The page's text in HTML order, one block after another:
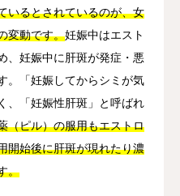
いるとされているのが、女
変動です。妊娠中はエスト
、妊娠中に肝斑が発症・悪
。「妊娠してからシミが気
、「妊娠性肝斑」と呼ばれ
（ピル）の服用もエストロ
開始後に肝斑が現れたり濃
。